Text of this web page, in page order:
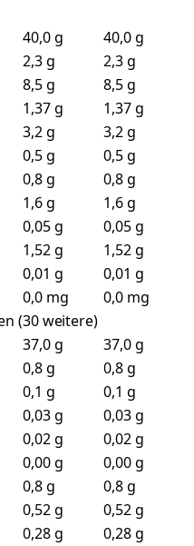
40,0 g
40,0 g
2,3 g
2,3 g
8,5 g
8,5 g
1,37 g
1,37 g
3,2 g
3,2 g
0,5 g
0,5 g
0,8 g
0,8 g
1,6 g
1,6 g
0,05 g
0,05 g
1,52 g
1,52 g
0,01 g
0,01 g
0,0 mg
0,0 mg
(30 weitere)
37,0 g
37,0 g
0,8 g
0,8 g
0,1 g
0,1 g
0,03 g
0,03 g
0,02 g
0,02 g
0,00 g
0,00 g
0,8 g
0,8 g
0,52 g
0,52 g
0,28 g
0,28 g